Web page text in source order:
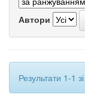
Автори
Результати 1-1